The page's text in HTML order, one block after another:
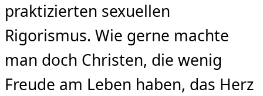
praktizierten sexuellen
Rigorismus. Wie gerne machte
man doch Christen, die wenig
Freude am Leben haben, das Herz